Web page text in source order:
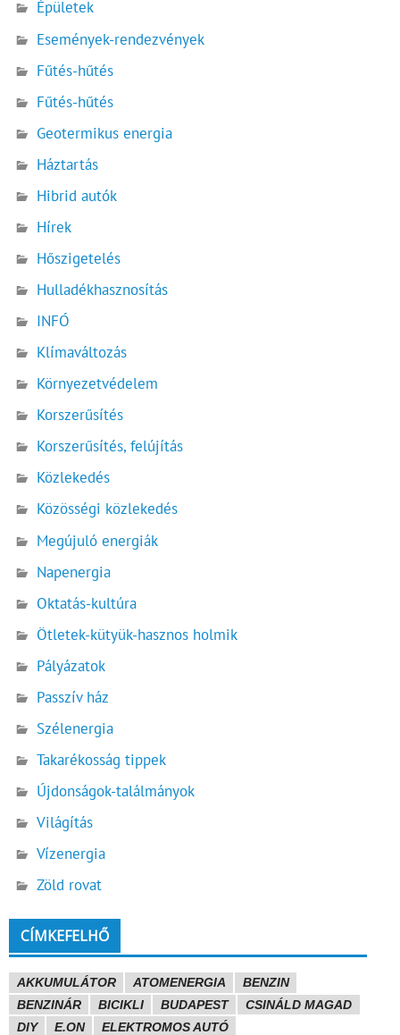
Épületek
Események-rendezvények
Fűtés-hűtés
Fűtés-hűtés
Geotermikus energia
Háztartás
Hibrid autók
Hírek
Hőszigetelés
Hulladékhasznosítás
INFÓ
Klímaváltozás
Környezetvédelem
Korszerűsítés
Korszerűsítés, felújítás
Közlekedés
Közösségi közlekedés
Megújuló energiák
Napenergia
Oktatás-kultúra
Ötletek-kütyük-hasznos holmik
Pályázatok
Passzív ház
Szélenergia
Takarékosság tippek
Újdonságok-találmányok
Világítás
Vízenergia
Zöld rovat
CÍMKEFELHŐ
AKKUMULÁTOR ATOMENERGIA
BENZIN
BENZINÁR
BICIKLI BUDAPEST
CSINÁLD MAGAD
DIY
E.ON
ELEKTROMOS AUTÓ